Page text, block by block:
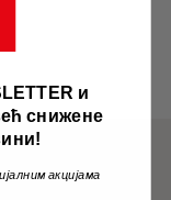
и
снижене
акцијама